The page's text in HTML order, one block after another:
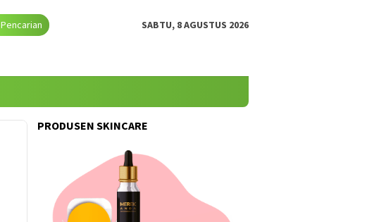
Pencarian SABTU, 8 AGUSTUS 2026
PRODUSEN SKINCARE